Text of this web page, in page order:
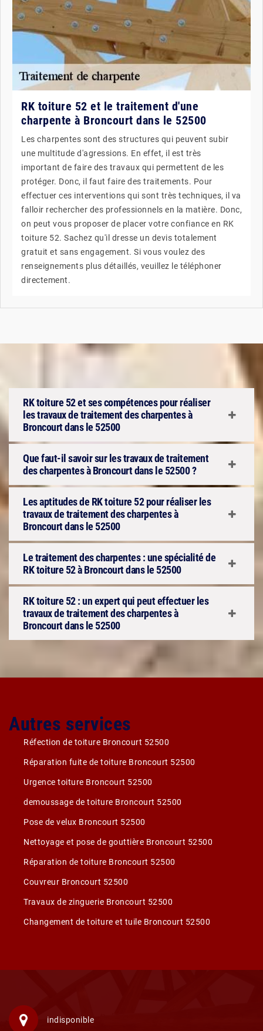
RK toiture 52 et le traitement d'une
charpente à Broncourt dans le 52500
Les charpentes sont des structures qui peuvent subir
une multitude d'agressions. En effet, il est très
important de faire des travaux qui permettent de les
protéger. Donc, il faut faire des traitements. Pour
effectuer ces interventions qui sont très techniques, il va
falloir rechercher des professionnels en la matière. Donc,
on peut vous proposer de placer votre confiance en RK
toiture 52. Sachez qu'il dresse un devis totalement
gratuit et sans engagement. Si vous voulez des
renseignements plus détaillés, veuillez le téléphoner
directement.
RK toiture 52 et ses compétences pour réaliser
les travaux de traitement des charpentes à
Broncourt dans le 52500
Que faut-il savoir sur les travaux de traitement
des charpentes à Broncourt dans le 52500 ?
Les aptitudes de RK toiture 52 pour réaliser les
travaux de traitement des charpentes à
Broncourt dans le 52500
Le traitement des charpentes : une spécialité de
RK toiture 52 à Broncourt dans le 52500
RK toiture 52 : un expert qui peut effectuer les
travaux de traitement des charpentes à
Broncourt dans le 52500
Autres services
Réfection de toiture Broncourt 52500
Réparation fuite de toiture Broncourt 52500
Urgence toiture Broncourt 52500
demoussage de toiture Broncourt 52500
Pose de velux Broncourt 52500
Nettoyage et pose de gouttière Broncourt 52500
Réparation de toiture Broncourt 52500
Couvreur Broncourt 52500
Travaux de zinguerie Broncourt 52500
Changement de toiture et tuile Broncourt 52500
indisponible